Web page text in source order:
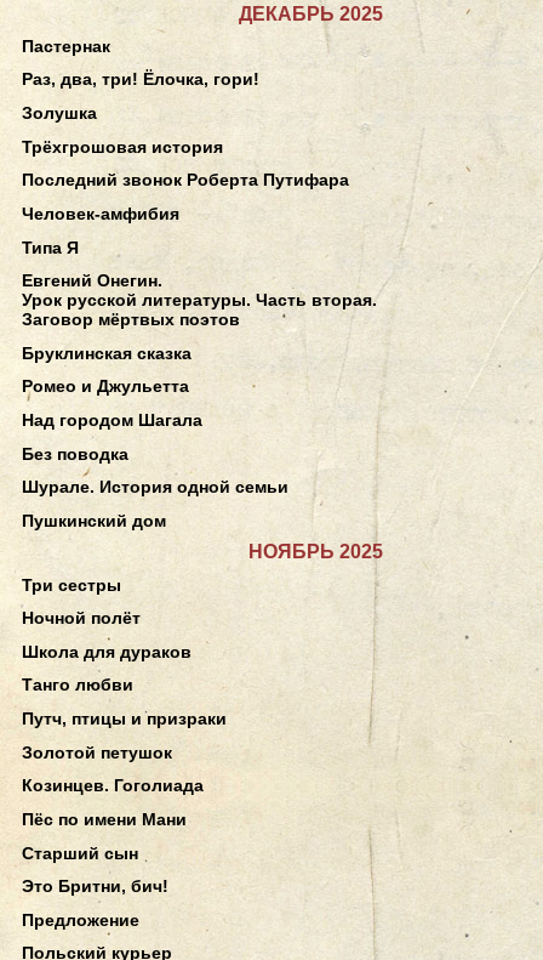
ДЕКАБРЬ 2025
Пастернак
Раз, два, три! Ёлочка, гори!
Золушка
Трёхгрошовая история
Последний звонок Роберта Путифара
Человек-амфибия
Типа Я
Евгений Онегин.
Урок русской литературы. Часть вторая.
Заговор мёртвых поэтов
Бруклинская сказка
Ромео и Джульетта
Над городом Шагала
Без поводка
Шурале. История одной семьи
Пушкинский дом
НОЯБРЬ 2025
Три сестры
Ночной полёт
Школа для дураков
Танго любви
Путч, птицы и призраки
Золотой петушок
Козинцев. Гоголиада
Пёс по имени Мани
Старший сын
Это Бритни, бич!
Предложение
Польский курьер